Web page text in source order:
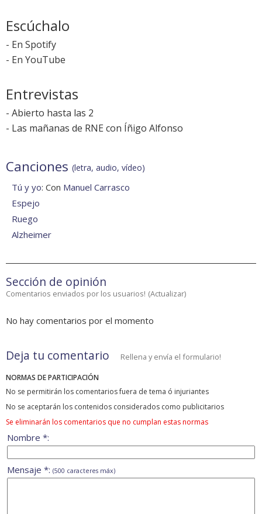
Escúchalo
- En Spotify
- En YouTube
Entrevistas
- Abierto hasta las 2
- Las mañanas de RNE con Íñigo Alfonso
Canciones (letra, audio, vídeo)
Tú y yo: Con Manuel Carrasco
Espejo
Ruego
Alzheimer
Sección de opinión
Comentarios enviados por los usuarios! (Actualizar)
No hay comentarios por el momento
Deja tu comentario Rellena y envía el formulario!
NORMAS DE PARTICIPACIÓN
No se permitirán los comentarios fuera de tema ó injuriantes
No se aceptarán los contenidos considerados como publicitarios
Se eliminarán los comentarios que no cumplan estas normas
Nombre *:
Mensaje *: (500 caracteres máx)